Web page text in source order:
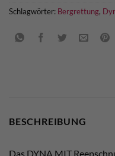
Schlagwörter: Bergrettung,
BESCHREIBUNG
Das DYNA.MIT